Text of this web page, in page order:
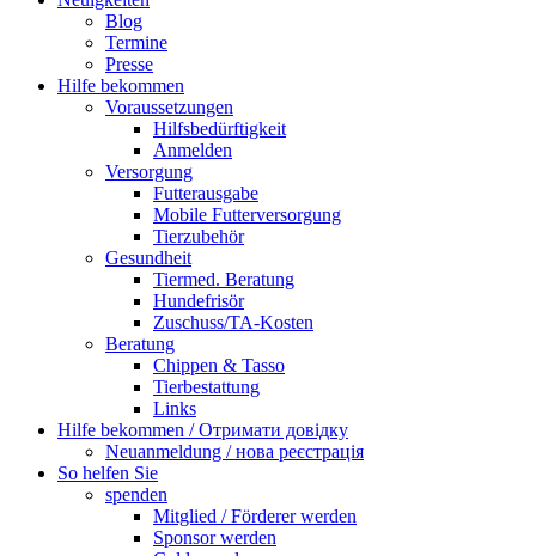
Blog
Termine
Presse
Hilfe bekommen
Voraussetzungen
Hilfsbedürftigkeit
Anmelden
Versorgung
Futterausgabe
Mobile Futterversorgung
Tierzubehör
Gesundheit
Tiermed. Beratung
Hundefrisör
Zuschuss/TA-Kosten
Beratung
Chippen & Tasso
Tierbestattung
Links
Hilfe bekommen / Отримати довідку
Neuanmeldung / нова реєстрація
So helfen Sie
spenden
Mitglied / Förderer werden
Sponsor werden